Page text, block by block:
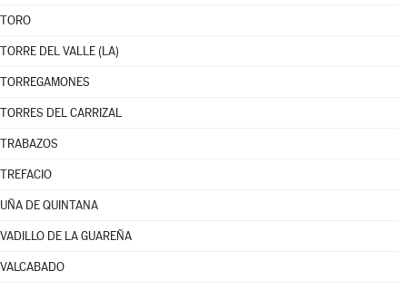
TORO
TORRE DEL VALLE (LA)
TORREGAMONES
TORRES DEL CARRIZAL
TRABAZOS
TREFACIO
UÑA DE QUINTANA
VADILLO DE LA GUAREÑA
VALCABADO